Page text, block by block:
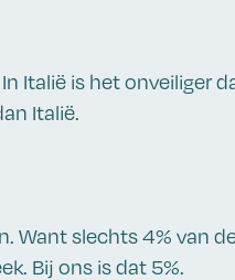
Italië is het onveiliger
Italië.
Want slechts 4% van
Bij ons is dat 5%.